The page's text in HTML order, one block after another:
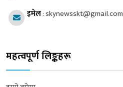
इमेल:skynewsskt@gmail.com
महत्वपूर्ण लिङ्कहरू